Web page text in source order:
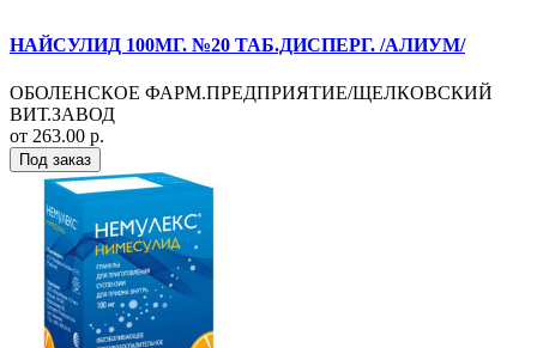
НАЙСУЛИД 100МГ. №20 ТАБ.ДИСПЕРГ. /АЛИУМ/
ОБОЛЕНСКОЕ ФАРМ.ПРЕДПРИЯТИЕ/ЩЕЛКОВСКИЙ
ВИТ.ЗАВОД
от 263.00 р.
Под заказ